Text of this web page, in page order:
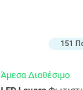
151
Άμεσα Διαθέσιμο